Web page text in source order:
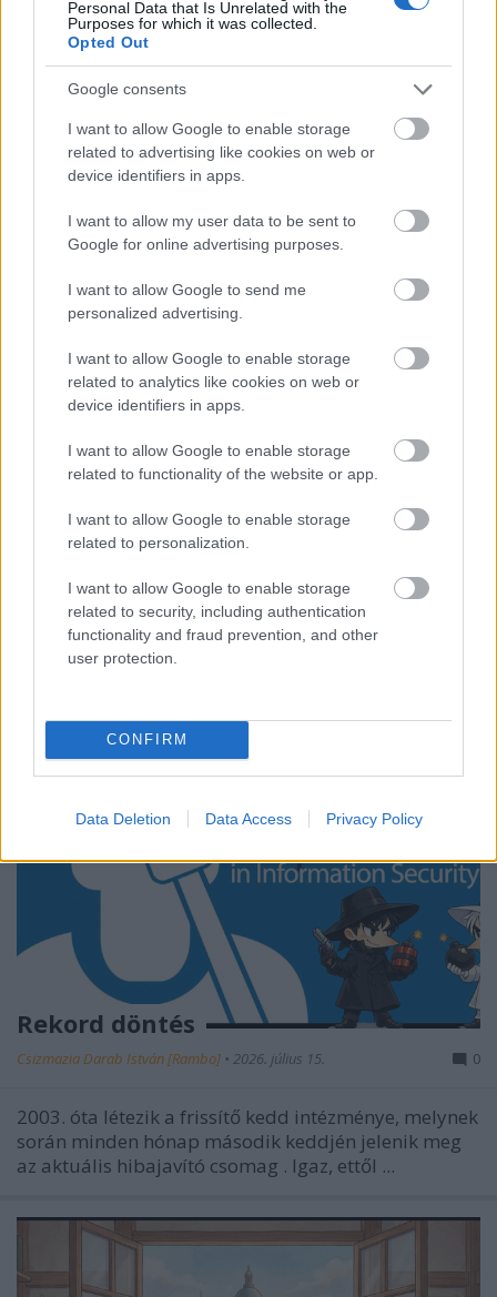
Personal Data that Is Unrelated with the
Purposes for which it was collected.
Opted Out
Google consents
I want to allow Google to enable storage
related to advertising like cookies on web or
device identifiers in apps.
I want to allow my user data to be sent to
Google for online advertising purposes.
I want to allow Google to send me
personalized advertising.
I want to allow Google to enable storage
related to analytics like cookies on web or
device identifiers in apps.
I want to allow Google to enable storage
related to functionality of the website or app.
I want to allow Google to enable storage
related to personalization.
I want to allow Google to enable storage
related to security, including authentication
functionality and fraud prevention, and other
user protection.
CONFIRM
Data Deletion Data Access Privacy Policy
Ezzel a Murphy törvénnyel nagyjából le is írtuk a
ransomware támadásokkal kapcsolatos jellegzetes
Már bocsánat. Elnézést!
szerint:"Ha csak egy betűt szeretnél törölni, kitörli az
egész szót. Ha csak egy szót szeretnél ...
Rekord döntés
Csizmazia Darab István [Rambo] • 2026. július 15. 0
2003. óta létezik a frissítő kedd intézménye, melynek
során minden hónap második keddjén jelenik meg
az aktuális hibajavító csomag . Igaz, ettől ...